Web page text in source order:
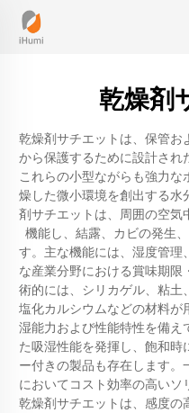
乾燥剤
乾燥剤サチエットは、保管お
から保護するために設計され
これらの小型ながらも強力
燥した微小環境を創出する水
剤サチエットは、周囲の空気
機能し、結露、カビの発生
す。主な機能には、湿度管理
な産業分野における賞味期
術的には、シリカゲル、粘土
塩化カルシウムなどの材料が
湿能力および性能特性を備え
た吸湿性能を発揮し、飽和時
ー付きの製品も存在します。
においてコスト効率の高いソ
乾燥剤サチエットは、感度の